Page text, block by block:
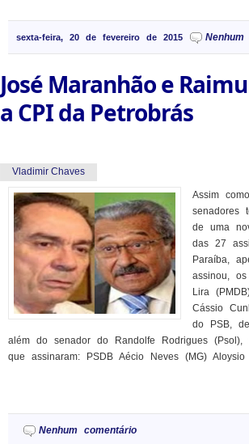
sexta-feira, 20 de fevereiro de 2015 Nenhum
José Maranhão e
a CPI da Petrobrás
Vladimir Chaves
Assim
senadores
de uma
das 27
Paraíba,
assinou,
Lira
Cássio
do PSB,
além do senador do Randolfe Rodrigues
que assinaram: PSDB Aécio Neves (MG)
Nenhum comentário